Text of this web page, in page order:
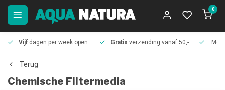
0
Vijf dagen per week open. Gratis verzending vanaf 50,-
Terug
Chemische Filtermedia